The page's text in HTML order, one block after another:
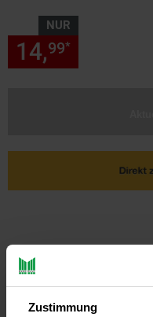
Zustimmung
NUR
14,99*